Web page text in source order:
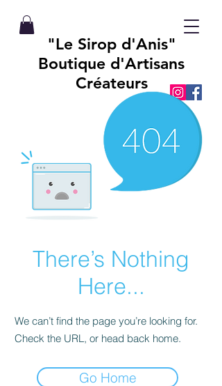
"Le Sirop d'Anis"
Boutique d'Artisans
Créateurs
There’s Nothing
Here...
We can’t find the page you’re looking for.
Check the URL, or head back home.
Go Home